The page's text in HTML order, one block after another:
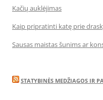
Kačių auklėjimas
Kaip pripratinti katę prie
Sausas maistas šunims ar
STATYBINĖS MEDŽIAGOS IR